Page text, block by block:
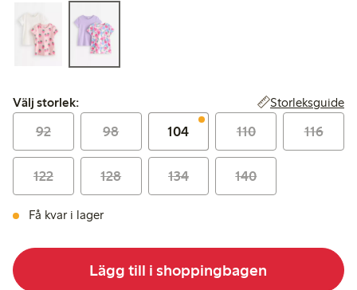
Välj storlek:
Välj storlek: Storleksguide
92 98 104 110 116
122 128 134 140
Få kvar i lager
Lägg till i shoppingbagen